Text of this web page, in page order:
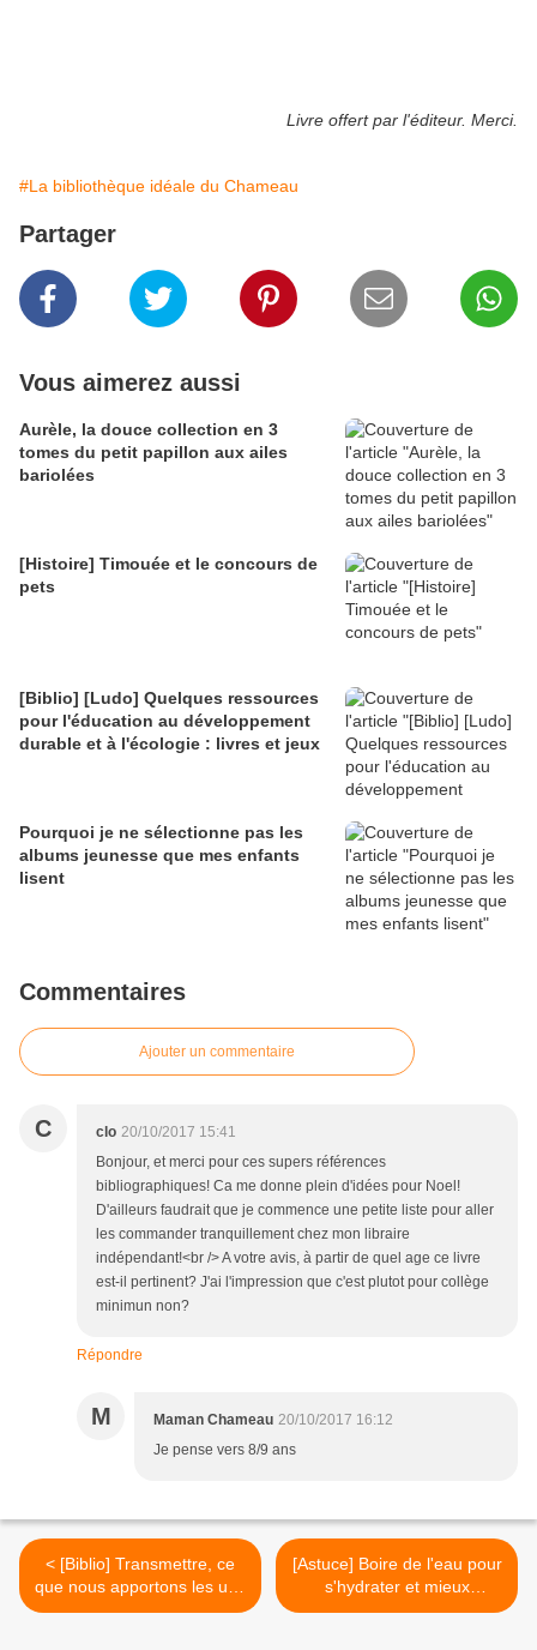
Livre offert par l'éditeur. Merci.
#La bibliothèque idéale du Chameau
Partager
Vous aimerez aussi
Aurèle, la douce collection en 3
tomes du petit papillon aux ailes
bariolées
[Histoire] Timouée et le concours de
pets
[Biblio] [Ludo] Quelques ressources
pour l'éducation au développement
durable et à l'écologie : livres et jeux
Pourquoi je ne sélectionne pas les
albums jeunesse que mes enfants
lisent
Commentaires
Ajouter un commentaire
C clo 20/10/2017 15:41
Bonjour, et merci pour ces supers références
bibliographiques! Ca me donne plein d'idées pour Noel!
D'ailleurs faudrait que je commence une petite liste pour aller
les commander tranquillement chez mon libraire
indépendant!<br /> A votre avis, à partir de quel age ce livre
est-il pertinent? J'ai l'impression que c'est plutot pour collège
minimun non?
Répondre
M Maman Chameau 20/10/2017 16:12
Je pense vers 8/9 ans
< [Biblio] Transmettre, ce
que nous apportons les uns
les autres
[Astuce] Boire de l'eau pour
s'hydrater et mieux
apprendre >